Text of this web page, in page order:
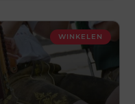
WINKELEN